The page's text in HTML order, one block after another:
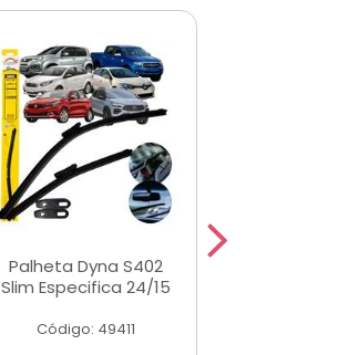
Palheta Dyna S402
Slim Especifica 24/15
Código: 49411